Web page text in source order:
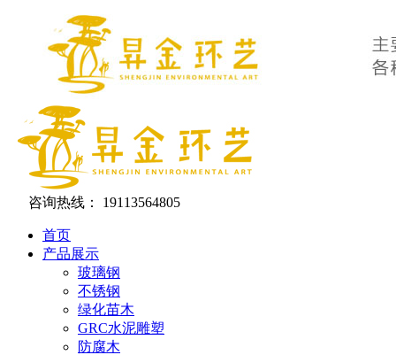
咨询热线： 19113564805
首页
产品展示
玻璃钢
不锈钢
绿化苗木
GRC水泥雕塑
防腐木